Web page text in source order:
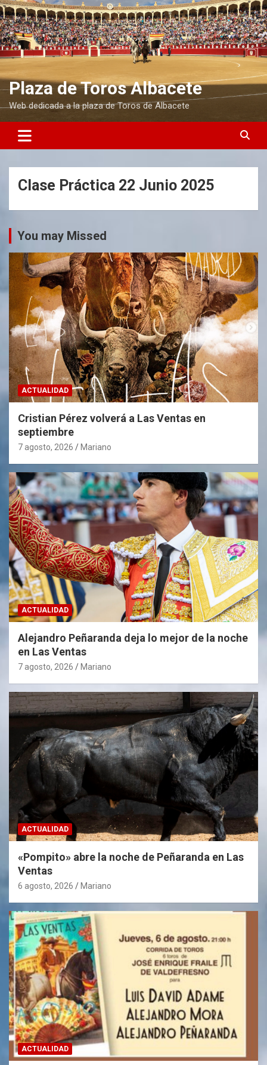
S
a
l
t
a
a
l
c
Plaza de Toros Albacete
Web dedicada a la plaza de Toros de Albacete
Clase Práctica 22 Junio 2025
You may Missed
ACTUALIDAD
Cristian Pérez volverá a Las Ventas en
septiembre
7 agosto, 2026 Mariano
ACTUALIDAD
Alejandro Peñaranda deja lo mejor de la noche
en Las Ventas
7 agosto, 2026 Mariano
ACTUALIDAD
«Pompito» abre la noche de Peñaranda en Las
Ventas
6 agosto, 2026 Mariano
ACTUALIDAD